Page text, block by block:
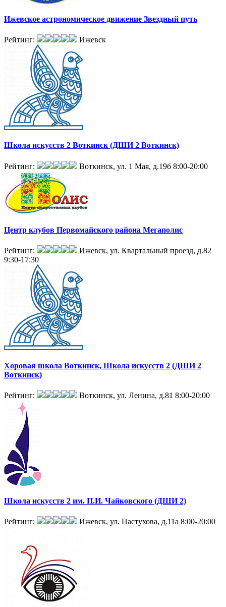
Ижевское астрономическое движение Звездный путь
Рейтинг: Ижевск
Школа искусств 2 Воткинск (ДШИ 2 Воткинск)
Рейтинг: Воткинск, ул. 1 Мая, д.19б 8:00-20:00
Центр клубов Первомайского района Мегаполис
Рейтинг:
Ижевск, ул. Квартальный проезд, д.82
9:30-17:30
Хоровая школа Воткинск, Школа искусств 2 (ДШИ 2
Воткинск)
Рейтинг: Воткинск, ул. Ленина, д.81 8:00-20:00
Школа искусств 2 им. П.И. Чайковского (ДШИ 2)
Рейтинг: Ижевск, ул. Пастухова, д.11а 8:00-20:00